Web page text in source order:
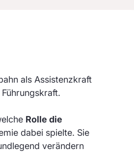
als Assistenzkraft
Rolle die
dabei spielte. Sie
verändern